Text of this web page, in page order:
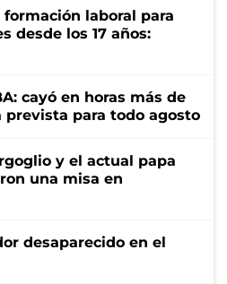
laboral para
desde los 17 años:
cayó en horas más de
para todo agosto
y el actual papa
una misa en
desaparecido en el